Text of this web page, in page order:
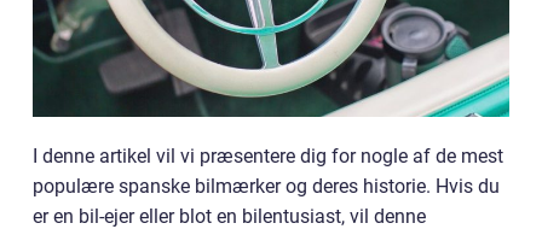
I denne artikel vil vi præsentere dig for nogle af de mest
populære spanske bilmærker og deres historie. Hvis du
er en bil-ejer eller blot en bilentusiast, vil denne